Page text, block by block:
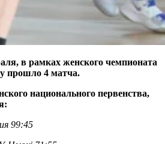
в рамках женского чемпионата
прошло 4 матча.
национального первенства,
99:45